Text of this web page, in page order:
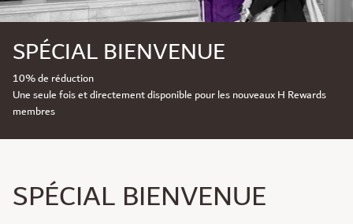
SPÉCIAL BIENVENUE
10% de réduction
Une seule fois et directement disponible pour les nouveaux H Rewards
membres
SPÉCIAL BIENVENUE